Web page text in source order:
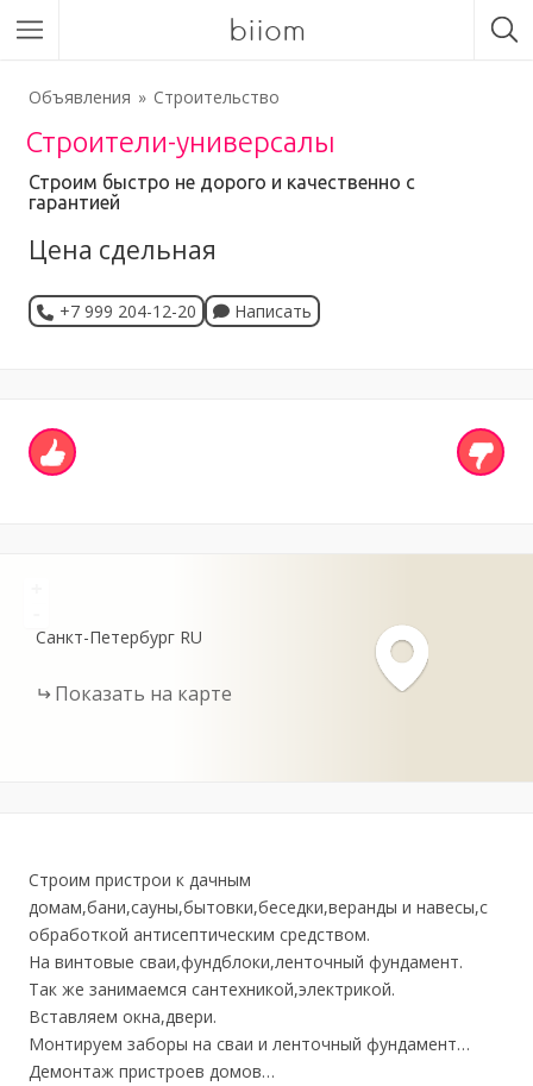
biiom
Объявления Строительство
Строители-универсалы
Строим быстро не дорого и качественно с
гарантией
Цена сдельная
+7 999 204-12-20 Написать
Санкт-Петербург RU
Показать на карте
Строим пристрои к дачным
домам,бани,сауны,бытовки,беседки,веранды и навесы,с
обработкой антисептическим средством.
На винтовые сваи,фундблоки,ленточный фундамент.
Так же занимаемся сантехникой,электрикой.
Вставляем окна,двери.
Монтируем заборы на сваи и ленточный фундамент…
Демонтаж пристроев домов…